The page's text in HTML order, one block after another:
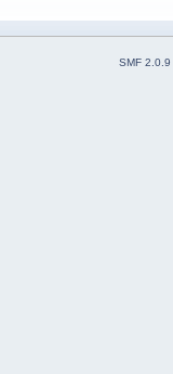
SMF 2.0.9